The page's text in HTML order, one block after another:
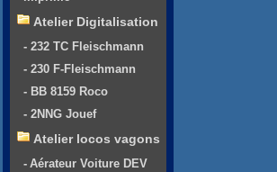
Atelier Digitalisation
- 232 TC Fleischmann
- 230 F-Fleischmann
- BB 8159 Roco
- 2NNG Jouef
Atelier locos vagons
- Aérateur Voiture DEV